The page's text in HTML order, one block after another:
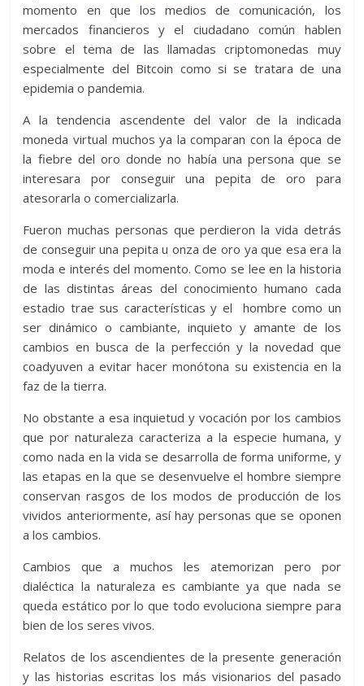
momento en que los medios de comunicación, los
mercados financieros y el ciudadano común hablen
sobre el tema de las llamadas criptomonedas muy
especialmente del Bitcoin como si se tratara de una
epidemia o pandemia.
A la tendencia ascendente del valor de la indicada
moneda virtual muchos ya la comparan con la época de
la fiebre del oro donde no había una persona que se
interesara por conseguir una pepita de oro para
atesorarla o comercializarla.
Fueron muchas personas que perdieron la vida detrás
de conseguir una pepita u onza de oro ya que esa era la
moda e interés del momento. Como se lee en la historia
de las distintas áreas del conocimiento humano cada
estadio trae sus características y el hombre como un
ser dinámico o cambiante, inquieto y amante de los
cambios en busca de la perfección y la novedad que
coadyuven a evitar hacer monótona su existencia en la
faz de la tierra.
No obstante a esa inquietud y vocación por los cambios
que por naturaleza caracteriza a la especie humana, y
como nada en la vida se desarrolla de forma uniforme, y
las etapas en la que se desenvuelve el hombre siempre
conservan rasgos de los modos de producción de los
vividos anteriormente, así hay personas que se oponen
a los cambios.
Cambios que a muchos les atemorizan pero por
dialéctica la naturaleza es cambiante ya que nada se
queda estático por lo que todo evoluciona siempre para
bien de los seres vivos.
Relatos de los ascendientes de la presente generación
y las historias escritas los más visionarios del pasado